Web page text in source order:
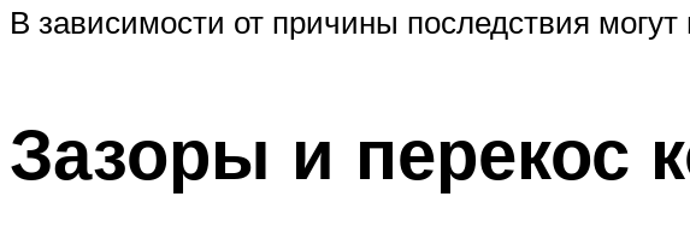
В зависимости от причины последствия
Зазоры и перекос